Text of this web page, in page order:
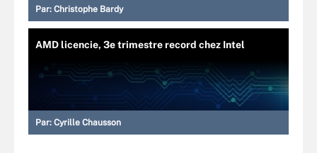
Par: Christophe Bardy
AMD licencie, 3e trimestre record chez Intel
Par: Cyrille Chausson